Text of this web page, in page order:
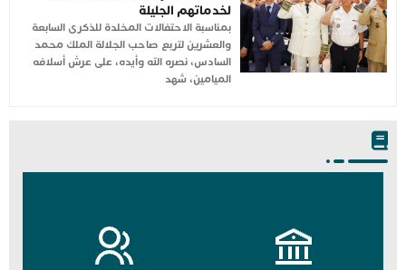
لخدماتهم الجليلة
بمناسبة الاحتفالات المخلدة للذكرى السابعة
والعشرين لتربع صاحب الجلالة الملك محمد
السادس، نصره الله وأيده، على عرش أسلافه
الميامين، شهد